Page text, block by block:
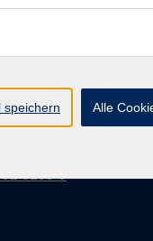
speichern Alle